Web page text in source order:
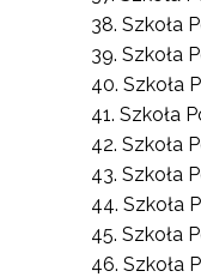
Szkoła
Szkoła
Szkoła
Szkoła
Szkoła
Szkoła
Szkoła
Szkoła
Szkoła